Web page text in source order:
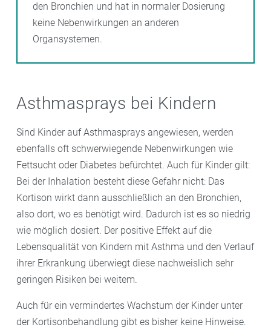
den Bronchien und hat in normaler Dosierung
keine Nebenwirkungen an anderen
Organsystemen.
Asthmasprays bei Kindern
Sind Kinder auf Asthmasprays angewiesen, werden
ebenfalls oft schwerwiegende Nebenwirkungen wie
Fettsucht oder Diabetes befürchtet. Auch für Kinder gilt:
Bei der Inhalation besteht diese Gefahr nicht: Das
Kortison wirkt dann ausschließlich an den Bronchien,
also dort, wo es benötigt wird. Dadurch ist es so niedrig
wie möglich dosiert. Der positive Effekt auf die
Lebensqualität von Kindern mit Asthma und den Verlauf
ihrer Erkrankung überwiegt diese nachweislich sehr
geringen Risiken bei weitem.
Auch für ein vermindertes Wachstum der Kinder unter
der Kortisonbehandlung gibt es bisher keine Hinweise.